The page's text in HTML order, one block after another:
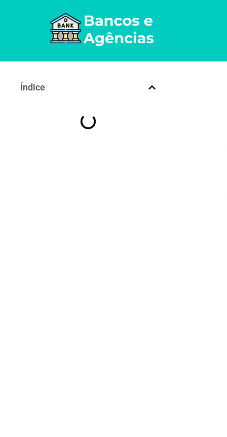
Índice